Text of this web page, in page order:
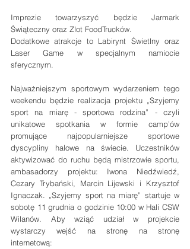
Imprezie towarzyszyć będzie Jarmark
Świąteczny oraz Zlot FoodTrucków.
Dodatkowe atrakcje to Labirynt Świetlny oraz
Laser Game w specjalnym namiocie
sferycznym.
Najważniejszym sportowym wydarzeniem tego
weekendu będzie realizacja projektu „Szyjemy
sport na miarę - sportowa rodzina” - czyli
unikatowe spotkania w formie camp’ów
promujące najpopularniejsze sportowe
dyscypliny halowe na świecie. Uczestników
aktywizować do ruchu będą mistrzowie sportu,
ambasadorzy projektu: Iwona Niedźwiedź,
Cezary Trybański, Marcin Lijewski i Krzysztof
Ignaczak. „Szyjemy sport na miarę” startuje w
sobotę 11 grudnia o godzinie 10:00 w Hali CSW
Wilanów. Aby wziąć udział w projekcie
wystarczy wejść na stronę na stronę